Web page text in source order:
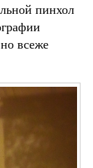
пинхол
всеже